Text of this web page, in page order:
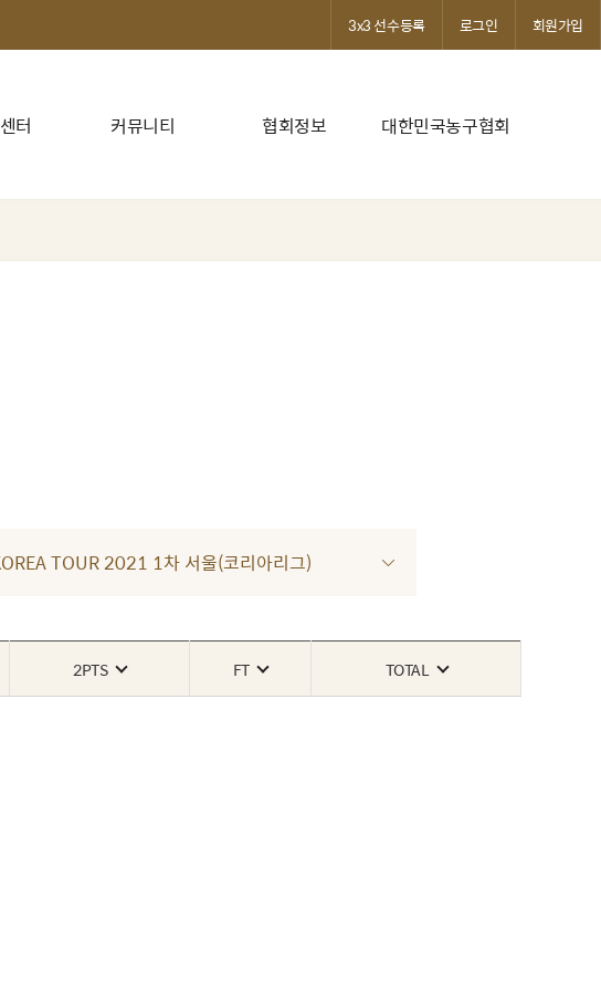
터 커뮤니티 협회정보 대한민국농구협회
3x3 선수등록 로그인 회원가입
TOUR 2021 1차 서울(코리아리그)
2PTS FT TOTAL